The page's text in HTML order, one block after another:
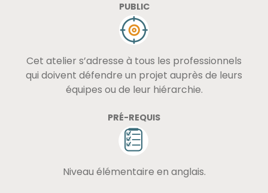
PUBLIC
Cet atelier s’adresse à tous les professionnels
qui doivent défendre un projet auprès de leurs
équipes ou de leur hiérarchie.
PRÉ-REQUIS
Niveau élémentaire en anglais.